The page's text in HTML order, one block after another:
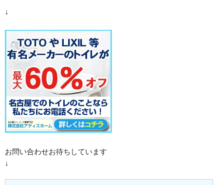
↓
お問い合わせお待ちしています
↓